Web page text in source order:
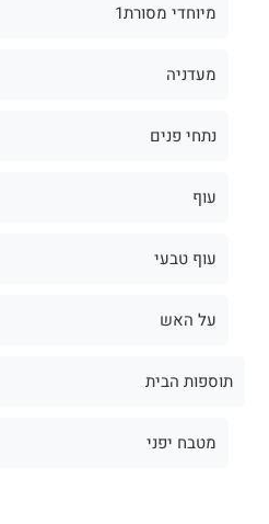
מיוחדי מסורת1
מעדניה
נתחי פנים
עוף
עוף טבעי
על האש
תוספות הבית
מטבח יפני